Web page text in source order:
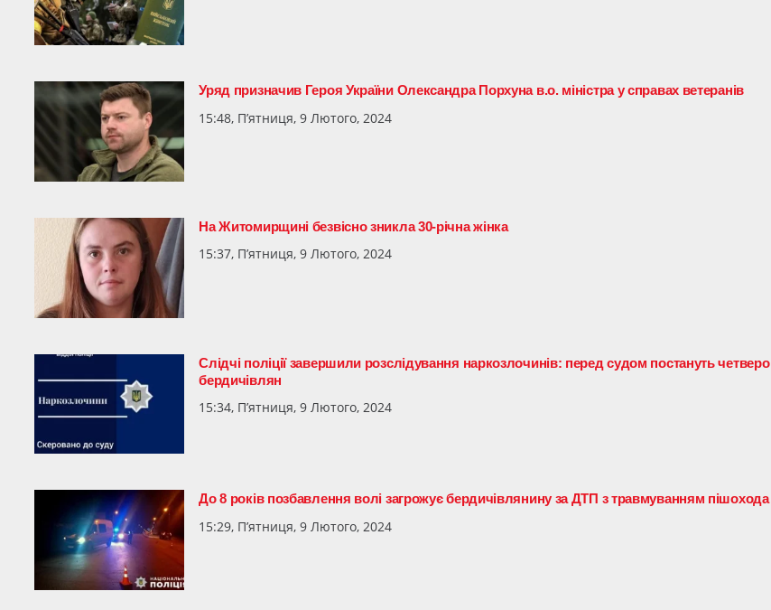
Уряд призначив Героя України Олександра Порхуна в.о. міністра у справах ветеранів
15:48, П’ятниця, 9 Лютого, 2024
На Житомирщині безвісно зникла 30-річна жінка
15:37, П’ятниця, 9 Лютого, 2024
Слідчі поліції завершили розслідування наркозлочинів: перед судом постануть четверо
бердичівлян
15:34, П’ятниця, 9 Лютого, 2024
До 8 років позбавлення волі загрожує бердичівлянину за ДТП з травмуванням пішохода
15:29, П’ятниця, 9 Лютого, 2024